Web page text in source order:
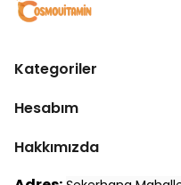
Kategoriler
Hesabım
Hakkımızda